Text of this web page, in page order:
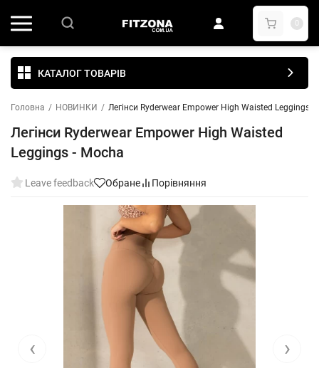
0
КАТАЛОГ ТОВАРІВ
Головна / НОВИНКИ / Легінси Ryderwear Empower High Waisted Leggings -
Легінси Ryderwear Empower High Waisted
Leggings - Mocha
Leave feedback Обране Порівняння
‹ ›